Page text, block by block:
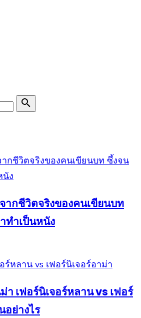

Search
ากชีวิตจริงของคนเขียนบท
ทำเป็นหนัง
เฟอร์นิเจอร์หลาน vs เฟอร์
อย่างไร